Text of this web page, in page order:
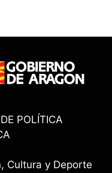
POLÍTICA
Cultura y Deporte